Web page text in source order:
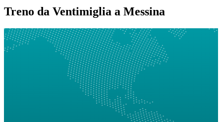
Treno da Ventimiglia a Messina